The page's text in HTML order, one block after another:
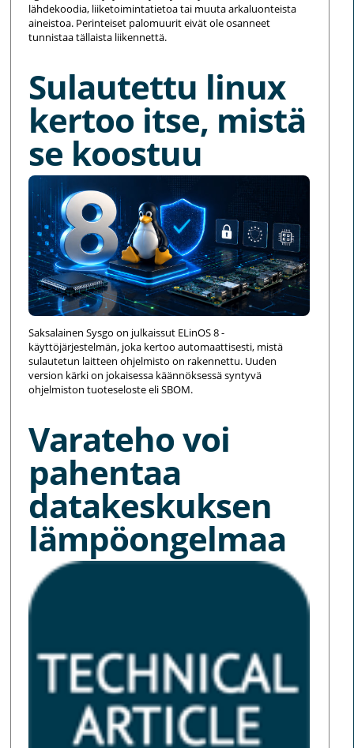
lähdekoodia, liiketoimintatietoa tai muuta arkaluonteista
aineistoa. Perinteiset palomuurit eivät ole osanneet
tunnistaa tällaista liikennettä.
Sulautettu linux
kertoo itse, mistä
se koostuu
Saksalainen Sysgo on julkaissut ELinOS 8 -
käyttöjärjestelmän, joka kertoo automaattisesti, mistä
sulautetun laitteen ohjelmisto on rakennettu. Uuden
version kärki on jokaisessa käännöksessä syntyvä
ohjelmiston tuoteseloste eli SBOM.
Varateho voi
pahentaa
datakeskuksen
lämpöongelmaa